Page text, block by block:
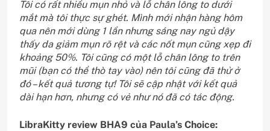
Tôi có rất nhiều mụn nhỏ và lỗ chân lông to dưới
mắt mà tôi thực sự ghét. Mình mới nhận hàng hôm
qua nên mới dùng 1 lần nhưng sáng nay ngủ dậy
thấy da giảm mụn rõ rệt và các nốt mụn cũng xẹp đi
khoảng 50%. Tôi cũng có một lỗ chân lông to trên
mũi (bạn có thể thò tay vào) nên tôi cũng đã thử ở
đó – kết quả tương tự! Tôi sẽ cập nhật với kết quả
dài hạn hơn, nhưng có vẻ như nó đã có tác động.
LibraKitty review BHA9 của Paula’s Choice: